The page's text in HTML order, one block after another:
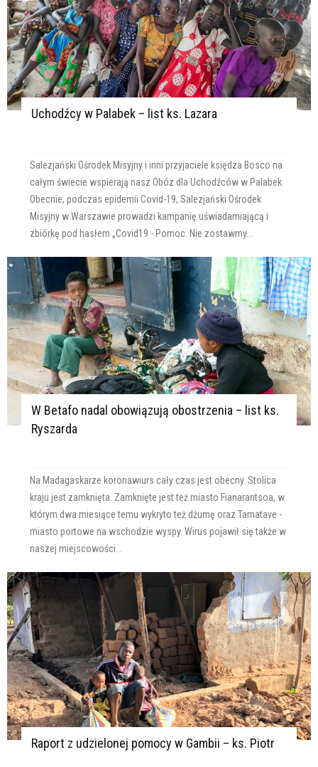
Uchodźcy w Palabek – list ks. Lazara
Salezjański Ośrodek Misyjny i inni przyjaciele księdza Bosco na
całym świecie wspierają nasz Obóz dla Uchodźców w Palabek.
Obecnie, podczas epidemii Covid-19, Salezjański Ośrodek
Misyjny w Warszawie prowadzi kampanię uświadamiającą i
zbiórkę pod hasłem „Covid19 - Pomoc. Nie zostawmy...
W Betafo nadal obowiązują obostrzenia – list ks.
Ryszarda
Na Madagaskarze koronawiurs cały czas jest obecny. Stolica
kraju jest zamknięta. Zamknięte jest też miasto Fianarantsoa, w
którym dwa miesiące temu wykryto też dżumę oraz Tamatave -
miasto portowe na wschodzie wyspy. Wirus pojawił się także w
naszej miejscowości...
Raport z udzielonej pomocy w Gambii – ks. Piotr